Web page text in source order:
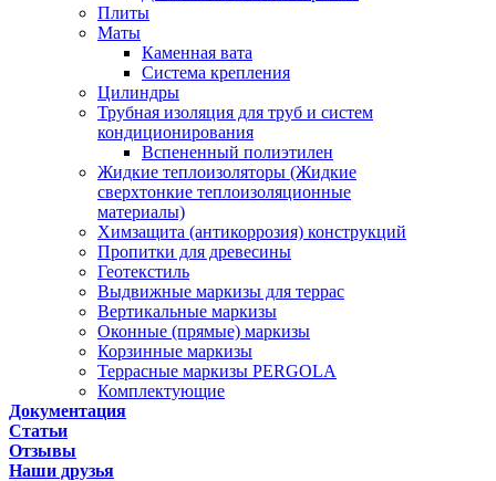
Плиты
Маты
Каменная вата
Система крепления
Цилиндры
Трубная изоляция для труб и систем
кондиционирования
Вспененный полиэтилен
Жидкие теплоизоляторы (Жидкие
сверхтонкие теплоизоляционные
материалы)
Химзащита (антикоррозия) конструкций
Пропитки для древесины
Геотекстиль
Выдвижные маркизы для террас
Вертикальные маркизы
Оконные (прямые) маркизы
Корзинные маркизы
Террасные маркизы PERGOLA
Комплектующие
Документация
Статьи
Отзывы
Наши друзья